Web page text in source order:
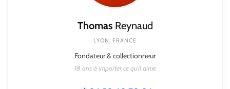
ThomasReynaud
LYON, FRANCE
Fondateur & collectionneur
18 ans à importer ce qu'il aime